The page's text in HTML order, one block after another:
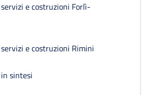
e costruzioni Forlì-
e costruzioni Rimini
sintesi